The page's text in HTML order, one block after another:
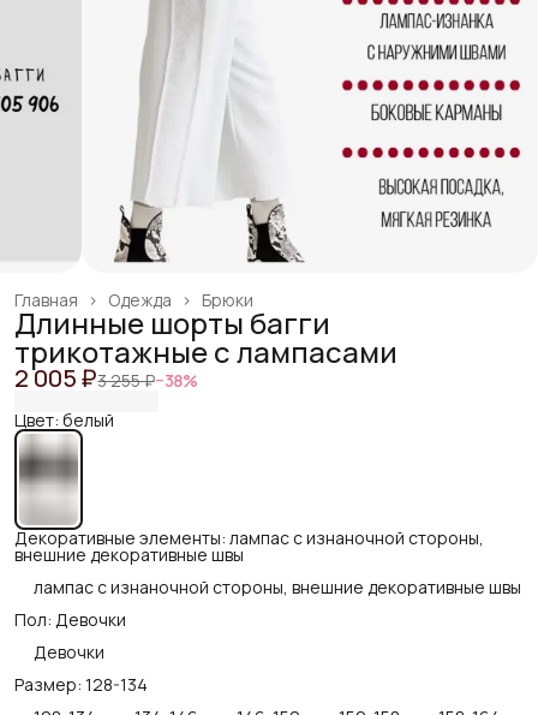
Брюки
Одежда ›
Главная ›
Длинные шорты багги
трикотажные с лампасами
2 005 ₽3 255 ₽−38%
Цвет: белый
Декоративные элементы: лампас с изнаночной стороны,
внешние декоративные швы
лампас с изнаночной стороны, внешние декоративные швы
Пол: Девочки
Девочки
Размер: 128-134